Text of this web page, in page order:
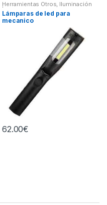
Herramientas Otros, Iluminación
| Linternas Led
Lámparas de led para
mecanico
62.00€